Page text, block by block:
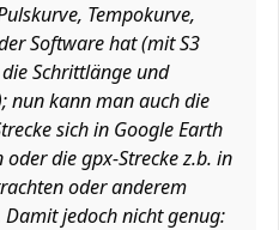
Tempokurve,
Software hat (mit S3
Schrittlänge und
nun kann man auch die
sich in Google Earth
oder die gpx-Strecke z.b. in
oder anderem
jedoch nicht genug: